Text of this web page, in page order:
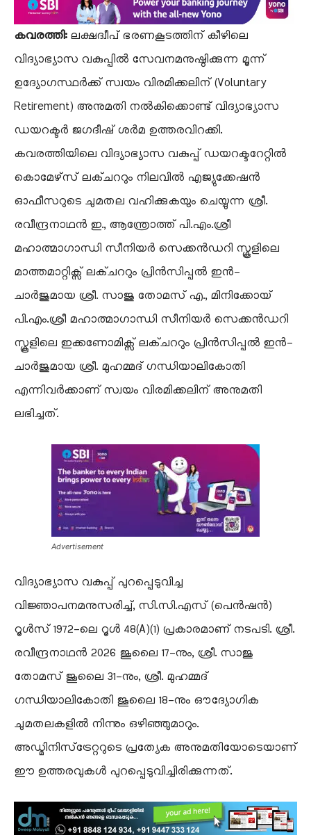
കവരത്തി:ലക്ഷദ്വീപ് ഭരണകൂടത്തിന് കീഴിലെ
വിദ്യാഭ്യാസ വകുപ്പിൽ സേവനമനുഷ്ഠിക്കുന്ന മൂന്ന്
ഉദ്യോഗസ്ഥർക്ക് സ്വയം വിരമിക്കലിന് (Voluntary
Retirement) അനുമതി നൽകിക്കൊണ്ട് വിദ്യാഭ്യാസ
ഡയറക്ടർ ജഗദീഷ് ശർമ ഉത്തരവിറക്കി.
കവരത്തിയിലെ വിദ്യാഭ്യാസ വകുപ്പ് ഡയറക്ടറേറ്റിൽ
കൊമേഴ്‌സ് ലക്ചററും നിലവിൽ എജ്യുക്കേഷൻ
ഓഫീസറുടെ ചുമതല വഹിക്കുകയും ചെയ്യുന്ന ശ്രീ.
രവീന്ദ്രനാഥൻ ഇ., ആന്ത്രോത്ത് പി.എം.ശ്രീ
മഹാത്മാഗാന്ധി സീനിയർ സെക്കൻഡറി സ്കൂളിലെ
മാത്തമാറ്റിക്സ് ലക്ചററും പ്രിൻസിപ്പൽ ഇൻ-
ചാർജുമായ ശ്രീ. സാജു തോമസ് എ., മിനിക്കോയ്
പി.എം.ശ്രീ മഹാത്മാഗാന്ധി സീനിയർ സെക്കൻഡറി
സ്കൂളിലെ ഇക്കണോമിക്സ് ലക്ചററും പ്രിൻസിപ്പൽ ഇൻ-
ചാർജുമായ ശ്രീ. മുഹമ്മദ് ഗന്ധിയാലികോതി
എന്നിവർക്കാണ് സ്വയം വിരമിക്കലിന് അനുമതി
ലഭിച്ചത്.
Advertisement
​വിദ്യാഭ്യാസ വകുപ്പ് പുറപ്പെടുവിച്ച
വിജ്ഞാപനമനുസരിച്ച്, സി.സി.എസ് (പെൻഷൻ)
റൂൾസ് 1972-ലെ റൂൾ 48(A)(1) പ്രകാരമാണ് നടപടി. ശ്രീ.
രവീന്ദ്രനാഥൻ 2026 ജൂലൈ 17-നും, ശ്രീ. സാജു
തോമസ് ജൂലൈ 31-നും, ശ്രീ. മുഹമ്മദ്
ഗന്ധിയാലികോതി ജൂലൈ 18-നും ഔദ്യോഗിക
ചുമതലകളിൽ നിന്നും ഒഴിഞ്ഞുമാറും.
അഡ്മിനിസ്‌ട്രേറ്ററുടെ പ്രത്യേക അനുമതിയോടെയാണ്
ഈ ഉത്തരവുകൾ പുറപ്പെടുവിച്ചിരിക്കുന്നത്.